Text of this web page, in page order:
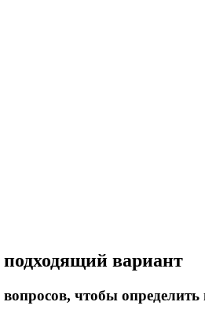
вариант
чтобы